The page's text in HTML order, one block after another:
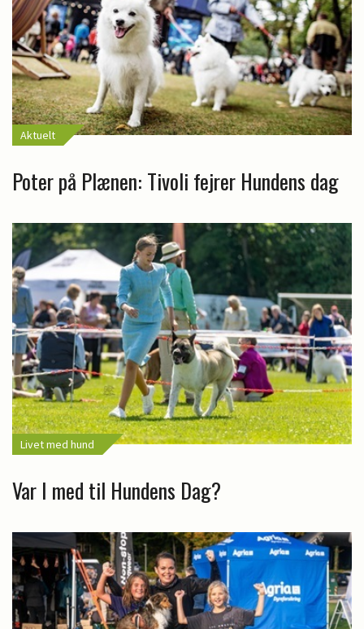
Aktuelt
Poter på Plænen: Tivoli fejrer Hundens dag
Livet med hund
Var I med til Hundens Dag?